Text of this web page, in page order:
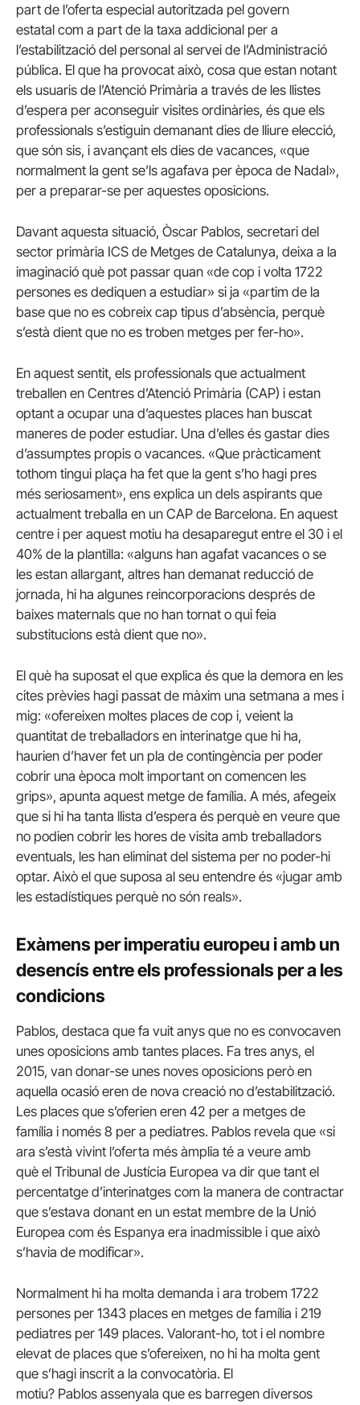
part de l’oferta especial autoritzada pel govern
estatal com a part de la taxa addicional per a
l’estabilització del personal al servei de l’Administració
pública. El que ha provocat això, cosa que estan notant
els usuaris de l’Atenció Primària a través de les llistes
d’espera per aconseguir visites ordinàries, és que els
professionals s’estiguin demanant dies de lliure elecció,
que són sis, i avançant els dies de vacances, «que
normalment la gent se’ls agafava per època de Nadal»,
per a preparar-se per aquestes oposicions.
Davant aquesta situació, Òscar Pablos, secretari del
sector primària ICS de Metges de Catalunya, deixa a la
imaginació què pot passar quan «de cop i volta 1722
persones es dediquen a estudiar» si ja «partim de la
base que no es cobreix cap tipus d’absència, perquè
s’està dient que no es troben metges per fer-ho».
En aquest sentit, els professionals que actualment
treballen en Centres d’Atenció Primària (CAP) i estan
optant a ocupar una d’aquestes places han buscat
maneres de poder estudiar. Una d’elles és gastar dies
d’assumptes propis o vacances. «Que pràcticament
tothom tingui plaça ha fet que la gent s’ho hagi pres
més seriosament», ens explica un dels aspirants que
actualment treballa en un CAP de Barcelona. En aquest
centre i per aquest motiu ha desaparegut entre el 30 i el
40% de la plantilla: «alguns han agafat vacances o se
les estan allargant, altres han demanat reducció de
jornada, hi ha algunes reincorporacions després de
baixes maternals que no han tornat o qui feia
substitucions està dient que no».
El què ha suposat el que explica és que la demora en les
cites prèvies hagi passat de màxim una setmana a mes i
mig: «ofereixen moltes places de cop i, veient la
quantitat de treballadors en interinatge que hi ha,
haurien d’haver fet un pla de contingència per poder
cobrir una època molt important on comencen les
grips», apunta aquest metge de família. A més, afegeix
que si hi ha tanta llista d’espera és perquè en veure que
no podien cobrir les hores de visita amb treballadors
eventuals, les han eliminat del sistema per no poder-hi
optar. Això el que suposa al seu entendre és «jugar amb
les estadístiques perquè no són reals».
Exàmens per imperatiu europeu i amb un
desencís entre els professionals per a les
condicions
Pablos, destaca que fa vuit anys que no es convocaven
unes oposicions amb tantes places. Fa tres anys, el
2015, van donar-se unes noves oposicions però en
aquella ocasió eren de nova creació no d’estabilització.
Les places que s’oferien eren 42 per a metges de
família i només 8 per a pediatres. Pablos revela que «si
ara s’està vivint l’oferta més àmplia té a veure amb
què el Tribunal de Justícia Europea va dir que tant el
percentatge d’interinatges com la manera de contractar
que s’estava donant en un estat membre de la Unió
Europea com és Espanya era inadmissible i que això
s’havia de modificar».
Normalment hi ha molta demanda i ara trobem 1722
persones per 1343 places en metges de família i 219
pediatres per 149 places. Valorant-ho, tot i el nombre
elevat de places que s’ofereixen, no hi ha molta gent
que s’hagi inscrit a la convocatòria. El
motiu? Pablos assenyala que es barregen diversos